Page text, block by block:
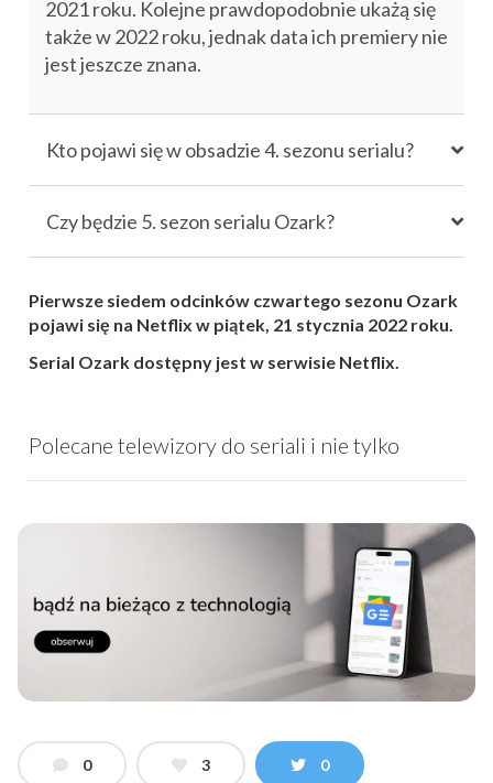
2021 roku. Kolejne prawdopodobnie ukażą się
także w 2022 roku, jednak data ich premiery nie
jest jeszcze znana.
Kto pojawi się w obsadzie 4. sezonu serialu?
Czy będzie 5. sezon serialu Ozark?
Pierwsze siedem odcinków czwartego sezonu Ozark
pojawi się na Netflix w piątek, 21 stycznia 2022 roku.
Serial Ozark dostępny jest w serwisie Netflix.
Polecane telewizory do seriali i nie tylko
0 3 0